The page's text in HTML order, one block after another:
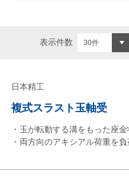
表示件数
日本精工
複式スラスト玉軸受
・玉が転動する溝をもった座
・両方向のアキシアル荷重を